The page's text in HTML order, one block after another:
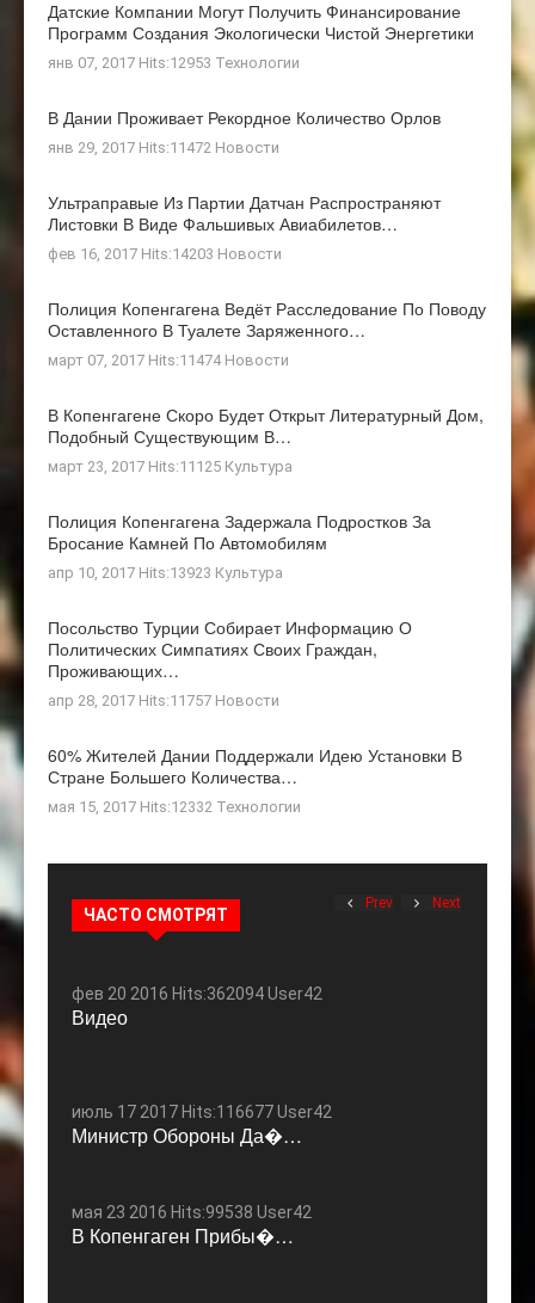
Датские Компании Могут Получить Финансирование
Программ Создания Экологически Чистой Энергетики
янв 07, 2017 Hits:12953 Технологии
В Дании Проживает Рекордное Количество Орлов
янв 29, 2017 Hits:11472 Новости
Ультраправые Из Партии Датчан Распространяют
Листовки В Виде Фальшивых Авиабилетов…
фев 16, 2017 Hits:14203 Новости
Полиция Копенгагена Ведёт Расследование По Поводу
Оставленного В Туалете Заряженного…
март 07, 2017 Hits:11474 Новости
В Копенгагене Скоро Будет Открыт Литературный Дом,
Подобный Существующим В…
март 23, 2017 Hits:11125 Культура
Полиция Копенгагена Задержала Подростков За
Бросание Камней По Автомобилям
апр 10, 2017 Hits:13923 Культура
Посольство Турции Собирает Информацию О
Политических Симпатиях Своих Граждан,
Проживающих…
апр 28, 2017 Hits:11757 Новости
60% Жителей Дании Поддержали Идею Установки В
Стране Большего Количества…
мая 15, 2017 Hits:12332 Технологии
ЧАСТО СМОТРЯТ
Prev Next
фев 20 2016 Hits:362094 User42
Видео
июль 17 2017 Hits:116677 User42
Министр Обороны Да�…
мая 23 2016 Hits:99538 User42
В Копенгаген Прибы�…